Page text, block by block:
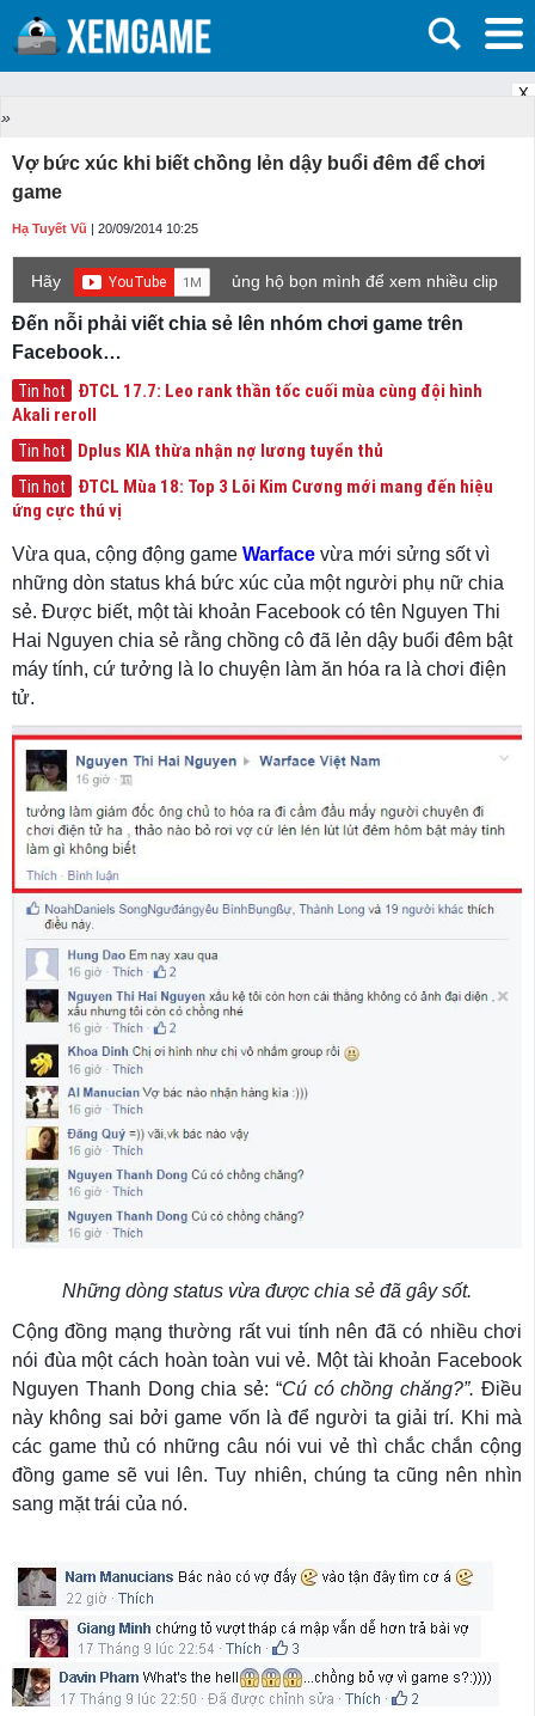
X
»
Vợ bức xúc khi biết chồng lẻn dậy buổi đêm để chơi
game
Hạ Tuyết Vũ | 20/09/2014 10:25
Hãy
ủng hộ bọn mình để xem nhiều clip
game mới hơn nhé!
Đến nỗi phải viết chia sẻ lên nhóm chơi game trên
Facebook…
Tin hot
ĐTCL 17.7: Leo rank thần tốc cuối mùa cùng đội hình
Akali reroll
Tin hot Dplus KIA thừa nhận nợ lương tuyển thủ
Tin hot
ĐTCL Mùa 18: Top 3 Lõi Kim Cương mới mang đến hiệu
ứng cực thú vị
Vừa qua, cộng động game Warface vừa mới sửng sốt vì
những dòn status khá bức xúc của một người phụ nữ chia
sẻ. Được biết, một tài khoản Facebook có tên Nguyen Thi
Hai Nguyen chia sẻ rằng chồng cô đã lẻn dậy buổi đêm bật
máy tính, cứ tưởng là lo chuyện làm ăn hóa ra là chơi điện
tử.
Những dòng status vừa được chia sẻ đã gây sốt.
Cộng đồng mạng thường rất vui tính nên đã có nhiều chơi
nói đùa một cách hoàn toàn vui vẻ. Một tài khoản Facebook
Nguyen Thanh Dong chia sẻ: “Cú có chồng chăng?”.Điều
này không sai bởi game vốn là để người ta giải trí. Khi mà
các game thủ có những câu nói vui vẻ thì chắc chắn cộng
đồng game sẽ vui lên. Tuy nhiên, chúng ta cũng nên nhìn
sang mặt trái của nó.